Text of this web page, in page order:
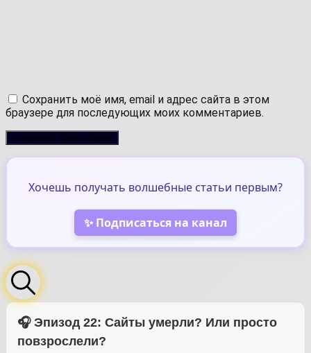
Сохранить моё имя, email и адрес сайта в этом
браузере для последующих моих комментариев.
Хочешь получать волшебные статьи первым?
✨ Подписаться на канал
🎧 Эпизод 22: Сайты умерли? Или просто
повзрослели?